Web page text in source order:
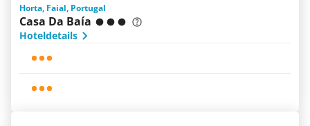
Horta, Faial, Portugal
Casa Da Baía
Hoteldetails